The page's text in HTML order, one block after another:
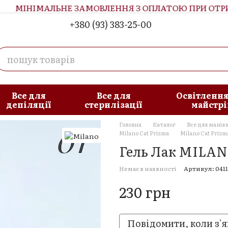
МІНІМАЛЬНЕ ЗАМОВЛЕННЯ З ОПЛАТОЮ ПРИ
+380 (93) 383-25-00
Все для
депіляції
Все для
стерилізації
Головна Каталог
Все для
Milano Cat Prizma
Milano Cat
Гель Лак
Немає в наявності Артикул:
230 грн
Повідомити, коли